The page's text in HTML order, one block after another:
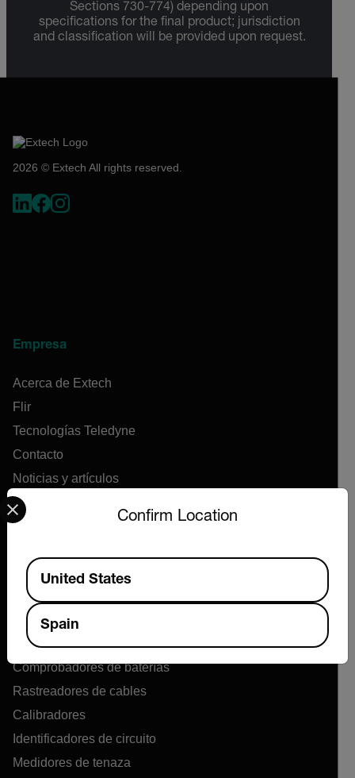
Sections 730-774) depending upon
specifications for the final product; jurisdiction
and classification will be provided upon request.
2026 © Extech All rights reserved.
Empresa
Acerca de Extech
Flir
Tecnologías Teledyne
Contacto
Noticias y artículos
Centro de Soporte
Pedidos en línea
Productos
Medidores de flujo de aire
Medidores de la calidad del aire
Comprobadores de baterías
Rastreadores de cables
Calibradores
Identificadores de circuito
Medidores de tenaza
Confirm Location
Select your preferred country and language from the
Available Locations
United States
Spain